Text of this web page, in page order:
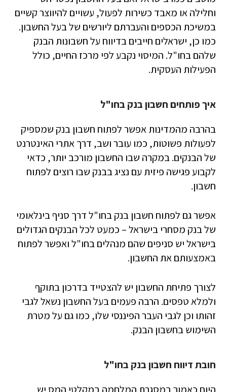
וחלילה או מאבד כשירות לפעול, עשויים להיווצר קשיים
במשיכת הכספים והעברתם ליורשים של בעל החשבון.
כמו כן, ישראלים חייבים בדיווח על חשבונות הבנק
שלהם בחו"ל. המיסוי נקבע לפי מרכז החיים, כולל
הפעילות העסקית.
איך פותחים חשבון בנק בחו"ל
בהרבה מהמדינות אפשר לפתוח חשבון בנק שמספיק
לפעולות פשוטות, כמו עובר ושב, דרך אתרי האינטרנט
של הבנקים. במקרה שבו החשבון מורכב יותר, כדאי
לקבוע פגישה פיזית עם נציג בבנק שבו רוצים לפתוח
חשבון.
אפשר גם לפתוח חשבון בנק בחו"ל דרך סניף בינלאומי
של בנק מסחרי בישראל – כמעט לכל הבנקים הגדולים
בישראל יש סניפים שהם מנהלים בחו"ל ואפשר לפתוח
באמצעותם את החשבון.
לצורך פתיחת החשבון יש להצטייד בדרכון בתוקף
ולמלא טפסים. הרבה פעמים בעל החשבון נשאל לגבי
זהותו וכן לגבי העבר הפיננסי שלו, כמו גם על מטרת
השימוש בחשבון הבנק.
חובת דיווח חשבון בנק בחו"ל